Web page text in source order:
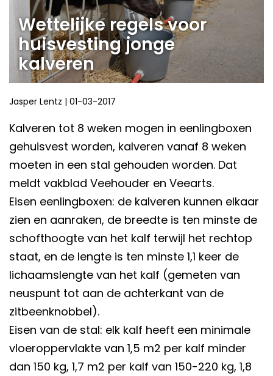
Wettelijke regels voor
huisvesting jonge
kalveren
Jasper Lentz | 01-03-2017
Kalveren tot 8 weken mogen in eenlingboxen
gehuisvest worden, kalveren vanaf 8 weken
moeten in een stal gehouden worden. Dat
meldt vakblad Veehouder en Veearts.
Eisen eenlingboxen: de kalveren kunnen elkaar
zien en aanraken, de breedte is ten minste de
schofthoogte van het kalf terwijl het rechtop
staat, en de lengte is ten minste 1,1 keer de
lichaamslengte van het kalf (gemeten van
neuspunt tot aan de achterkant van de
zitbeenknobbel).
Eisen van de stal: elk kalf heeft een minimale
vloeroppervlakte van 1,5 m2 per kalf minder
dan 150 kg, 1,7 m2 per kalf van 150-220 kg, 1,8